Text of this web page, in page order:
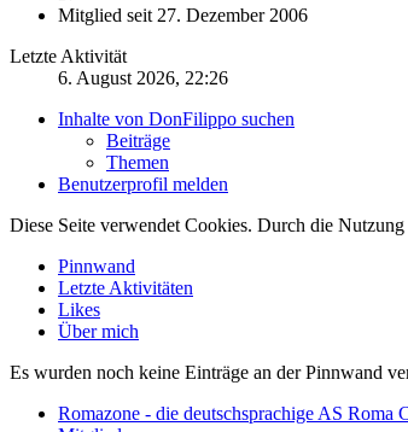
Mitglied seit 27. Dezember 2006
Letzte Aktivität
6. August 2026, 22:26
Inhalte von DonFilippo suchen
Beiträge
Themen
Benutzerprofil melden
Diese Seite verwendet Cookies. Durch die
Pinnwand
Letzte Aktivitäten
Likes
Über mich
Es wurden noch keine Einträge an der Pinnwand
Romazone - die deutschsprachige AS Roma